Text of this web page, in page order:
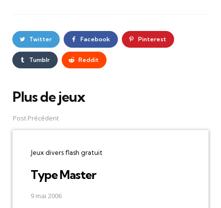
Twitter Facebook Pinterest
Tumblr Reddit
Plus de jeux
Post
navigation
Post Précédent
Jeux divers flash gratuit
Type Master
9 mai 2006